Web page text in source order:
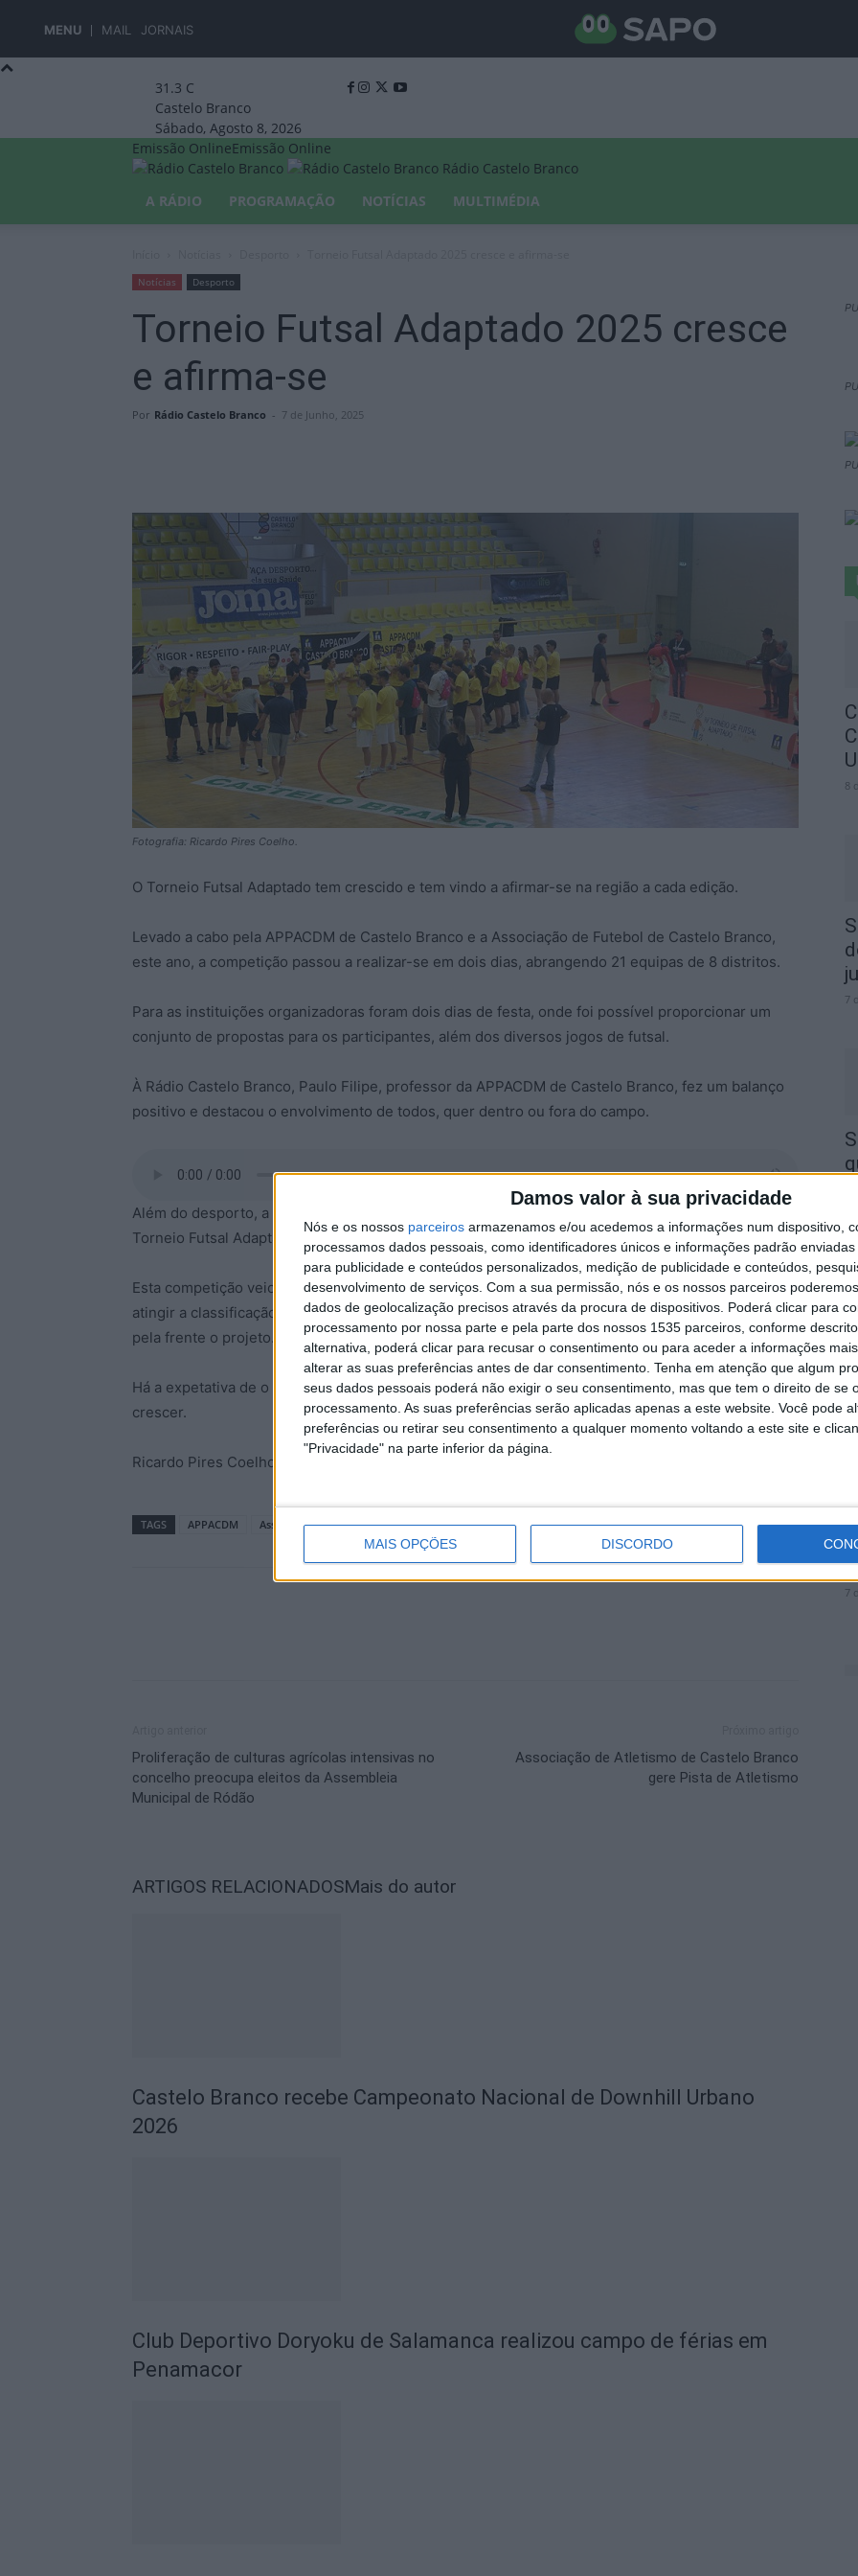
MENU MAIL JORNAIS
Damos valor à sua privacidade
Nós e os nossos parceiros armazenamos e/ou acedemos a informações num dispositivo,
processamos dados pessoais, como identificadores únicos e informações padrão
para publicidade e conteúdos personalizados, medição de publicidade e conteúdos,
desenvolvimento de serviços. Com a sua permissão, nós e os nossos parceiros
dados de geolocalização precisos através da procura de dispositivos. Poderá clicar para
processamento por nossa parte e pela parte dos nossos 1535 parceiros, conforme
alternativa, poderá clicar para recusar o consentimento ou para aceder a informações
alterar as suas preferências antes de dar consentimento. Tenha em atenção que algum
seus dados pessoais poderá não exigir o seu consentimento, mas que tem o direito de se
processamento. As suas preferências serão aplicadas apenas a este website. Você pode
preferências ou retirar seu consentimento a qualquer momento voltando a este site e
"Privacidade" na parte inferior da página.
MAIS OPÇÕES DISCORDO
31.3 C
Castelo Branco
Sábado, Agosto 8, 2026
Emissão OnlineEmissão Online
Rádio Castelo Branco
A RÁDIO
PROGRAMAÇÃO NOTÍCIAS MULTIMÉDIA
Notícias Desporto
Torneio Futsal Adaptado 2025 cresce
e afirma-se
Por Rádio Castelo Branco - 7 de Junho, 2025
Fotografia: Ricardo Pires Coelho.
O Torneio Futsal Adaptado tem crescido e tem vindo a afirmar-se na região a cada edição.
Levado a cabo pela APPACDM de Castelo Branco e a Associação de Futebol de Castelo Branco,
este ano, a competição passou a realizar-se em dois dias, abrangendo 21 equipas de 8 distritos.
Para as instituições organizadoras foram dois dias de festa, onde foi possível proporcionar um
conjunto de propostas para os participantes, além dos diversos jogos de futsal.
À Rádio Castelo Branco, Paulo Filipe, professor da APPACDM de Castelo Branco, fez um balanço
positivo e destacou o envolvimento de todos, quer dentro ou fora do campo.
Além do desporto, a cultura e o lazer também fizeram parte da programação da edição de 2025 do
Torneio Futsal Adaptado, realçou Paulo Filipe, professor da APPACDM de Castelo Branco.
Esta competição veio no seguimento da candidatura “Futebol Para Todos”, que não conseguiram
atingir a classificação necessária para obter apoio, mas trabalhando e procurando apoios levaram
pela frente o projeto.
Há a expetativa de o Torneio Futsal Adaptado voltar no próximo ano e, quem sabe, voltar a
crescer.
Ricardo Pires Coelho
TAGS APPACDM Associação de Futebol Castelo Branco Futsal
Proliferação de culturas agrícolas intensivas no
concelho preocupa eleitos da Assembleia
Municipal de Ródão
Associação de Atletismo de Castelo Branco
gere Pista de Atletismo
ARTIGOS RELACIONADOSMais do autor
Castelo Branco recebe Campeonato Nacional de Downhill Urbano
2026
Club Deportivo Doryoku de Salamanca realizou campo de férias em
Penamacor
8
7
7
7